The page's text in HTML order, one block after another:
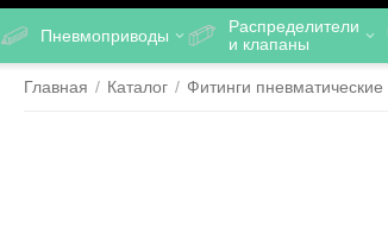
Пневмоприводы
Распределители
и клапаны
Главная / Каталог / Фитинги пневматические